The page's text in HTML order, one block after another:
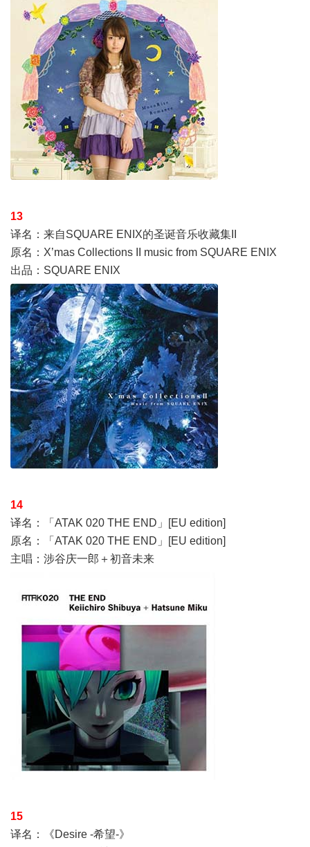
13
译名：来自SQUARE ENIX的圣诞音乐收藏集II
原名：X’mas Collections II music from SQUARE ENIX
出品：SQUARE ENIX
14
译名：「ATAK 020 THE END」[EU edition]
原名：「ATAK 020 THE END」[EU edition]
主唱：涉谷庆一郎＋初音未来
15
译名：《Desire -希望-》